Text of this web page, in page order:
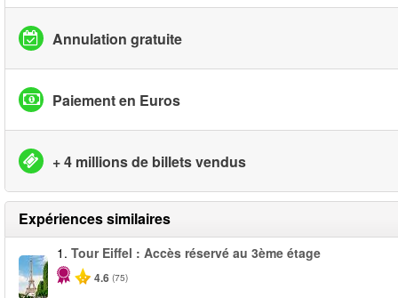
Annulation gratuite
Paiement en Euros
+ 4 millions de billets vendus
Expériences similaires
1. Tour Eiffel : Accès réservé au 3ème étage
4.6 (75)